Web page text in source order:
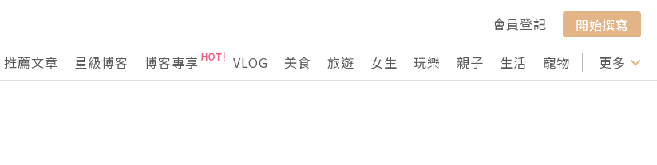
會員登記
開始撰寫
推薦文章 星級博客 博客專享 VLOG 美食 旅遊 女生 玩樂 親子 生活 寵物 行山 打卡
更多